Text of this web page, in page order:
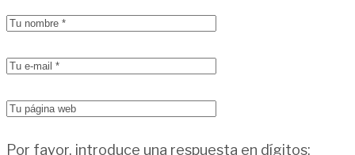
Por favor, introduce una respuesta en dígitos: